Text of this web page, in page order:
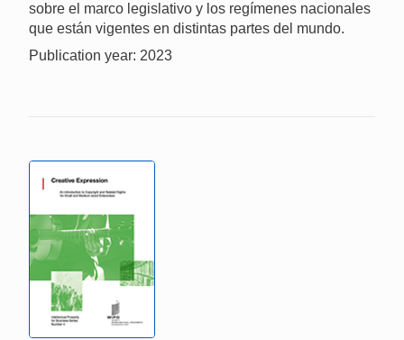
sobre el marco legislativo y los regímenes nacionales
que están vigentes en distintas partes del mundo.
Publication year: 2023